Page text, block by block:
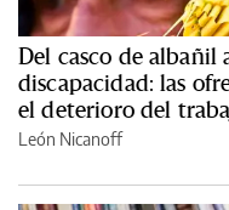
Del casco de
discapacidad: las
el deterioro del
León Nicanoff